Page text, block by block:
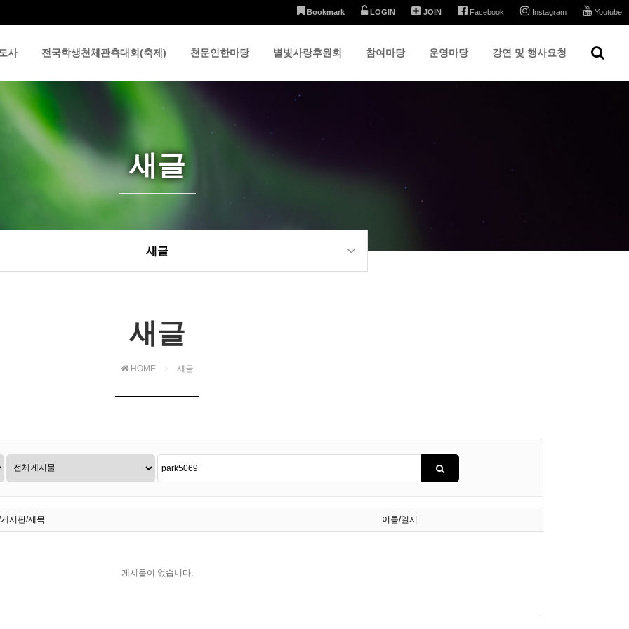
Bookmark LOGIN JOIN Facebook Instagram Youtube
사 전국학생천체관측대회(축제) 천문인한마당 별빛사랑후원회 참여마당 운영마당 강연 및 행사요청
새글
새글
새글
HOME 새글
시판/제목 이름/일시
게시물이 없습니다.